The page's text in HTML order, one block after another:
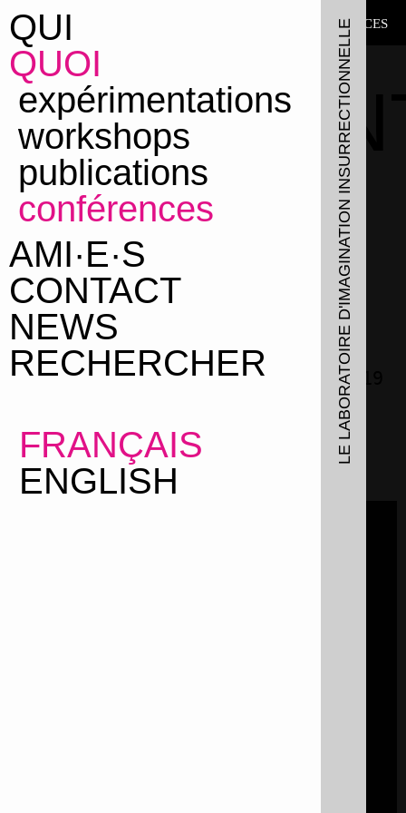
LE LABORATOIRE D'IMAGINATION INSURRECTIONNELLE
QUI
QUOI
expérimentations
workshops
publications
conférences
AMI·E·S
CONTACT
NEWS
RECHERCHER
FRANÇAIS
ENGLISH
← CONFÉRENCES
DU
LABO
Isabelle Fremeaux
Conférence inaugurale
ESA St Luc - Bruxelles , 2019